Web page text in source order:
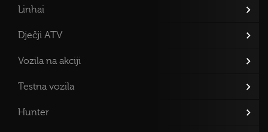
Linhai
Dječji ATV
Vozila na akciji
Testna vozila
Hunter